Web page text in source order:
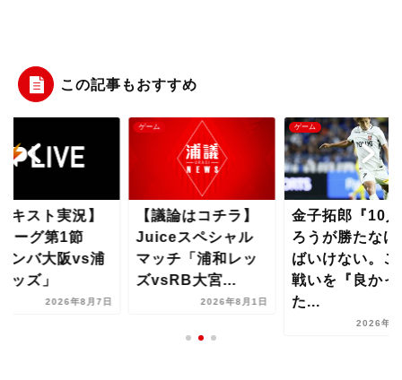
この記事もおすすめ
キスト実況】
ーグ第1節
ンバ大阪vs浦
ッズ」
2026年8月7日
ゲーム
【議論はコチラ】
Juiceスペシャル
マッチ「浦和レッ
ズvsRB大宮...
2026年8月1日
ゲーム
金子拓郎『10
ろうが勝たなけ
ばいけない。こ
戦いを『良かっ
た...
2026年8